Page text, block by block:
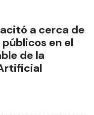
a cerca de
en el
de la